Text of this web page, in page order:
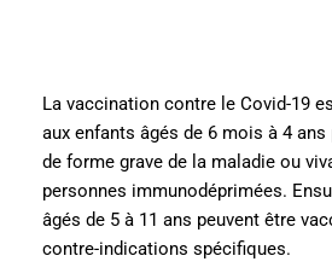
La vaccination contre le Covid-19
aux enfants âgés de 6 mois à 4
de forme grave de la maladie ou
personnes immunodéprimées.
âgés de 5 à 11 ans peuvent être
contre-indications spécifiques.